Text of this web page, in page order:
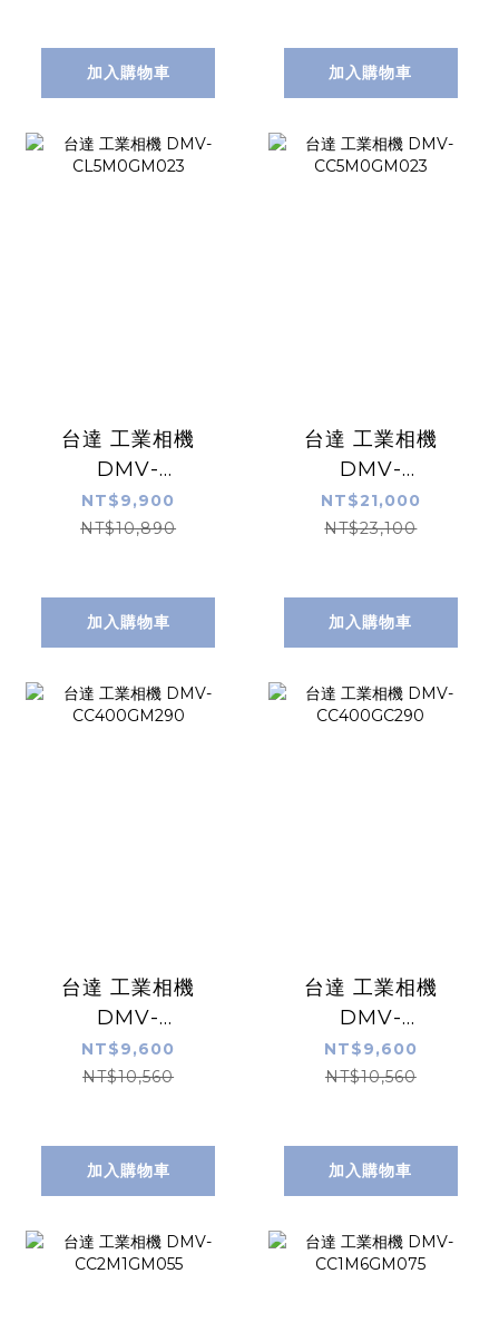
加入購物車 加入購物車
台達 工業相機
DMV-
CL5M0GM023
NT$9,900
NT$10,890
加入購物車
台達 工業相機
DMV-
CC5M0GM023
NT$21,000
NT$23,100
加入購物車
台達 工業相機
DMV-
CC400GM290
NT$9,600
NT$10,560
加入購物車
台達 工業相機
DMV-
CC400GC290
NT$9,600
NT$10,560
加入購物車